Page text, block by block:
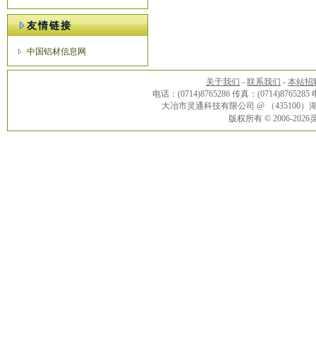
友情链接
中国铝材信息网
关于我们 - 联系我们 - 本站招
电话：(0714)8765286 传真：(0714)8765285
大冶市灵通科技有限公司 @ （435100
版权所有 © 2006-2026